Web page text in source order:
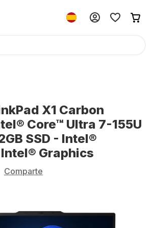
X1 Carbon
Core™ Ultra 7-155U
SSD - Intel®
Graphics
Comparte